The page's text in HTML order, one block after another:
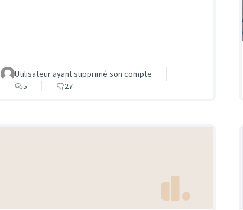
Utilisateur ayant supprimé son compte
5
27